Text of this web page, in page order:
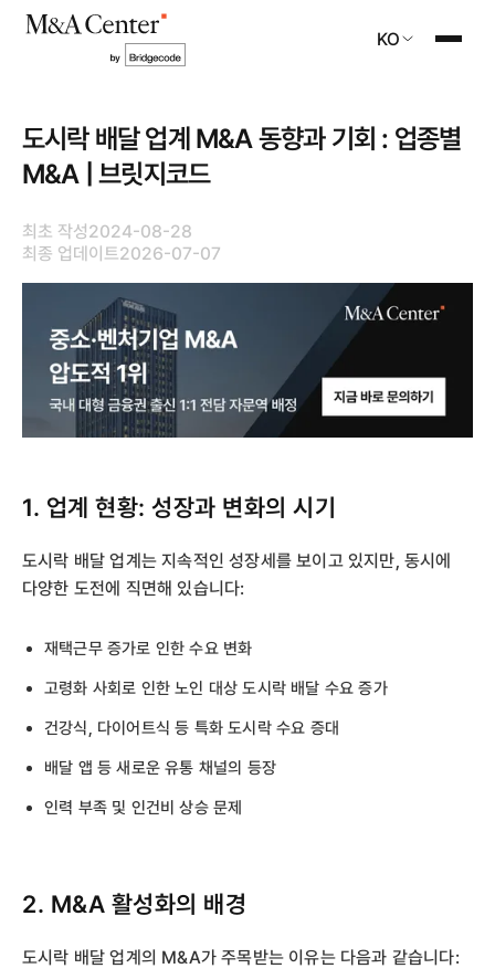
KO
도시락 배달 업계 M&A 동향과 기회 : 업종별
M&A | 브릿지코드
최초 작성2024-08-28
최종 업데이트2026-07-07
1. 업계 현황: 성장과 변화의 시기
도시락 배달 업계는 지속적인 성장세를 보이고 있지만, 동시에
다양한 도전에 직면해 있습니다:
재택근무 증가로 인한 수요 변화
고령화 사회로 인한 노인 대상 도시락 배달 수요 증가
건강식, 다이어트식 등 특화 도시락 수요 증대
배달 앱 등 새로운 유통 채널의 등장
인력 부족 및 인건비 상승 문제
2. M&A 활성화의 배경
도시락 배달 업계의 M&A가 주목받는 이유는 다음과 같습니다: